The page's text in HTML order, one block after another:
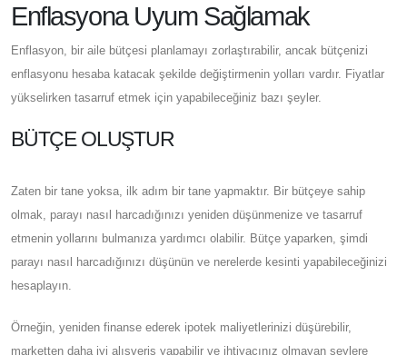
Enflasyona Uyum Sağlamak
Enflasyon, bir aile bütçesi planlamayı zorlaştırabilir, ancak bütçenizi
enflasyonu hesaba katacak şekilde değiştirmenin yolları vardır. Fiyatlar
yükselirken tasarruf etmek için yapabileceğiniz bazı şeyler.
BÜTÇE OLUŞTUR
Zaten bir tane yoksa, ilk adım bir tane yapmaktır. Bir bütçeye sahip
olmak, parayı nasıl harcadığınızı yeniden düşünmenize ve tasarruf
etmenin yollarını bulmanıza yardımcı olabilir. Bütçe yaparken, şimdi
parayı nasıl harcadığınızı düşünün ve nerelerde kesinti yapabileceğinizi
hesaplayın.
Örneğin, yeniden finanse ederek ipotek maliyetlerinizi düşürebilir,
marketten daha iyi alışveriş yapabilir ve ihtiyacınız olmayan şeylere